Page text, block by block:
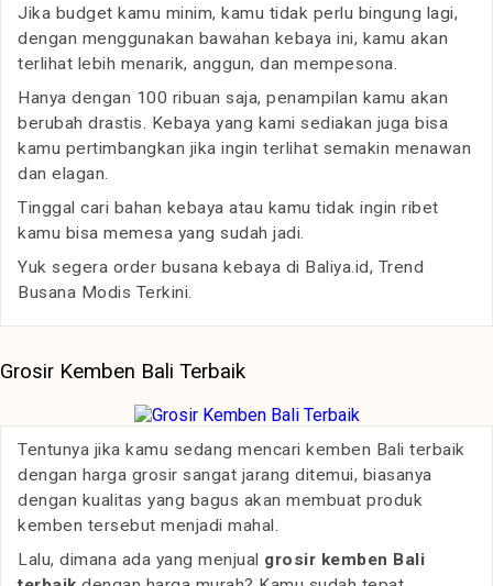
Jika budget kamu minim, kamu tidak perlu bingung lagi,
dengan menggunakan bawahan kebaya ini, kamu akan
terlihat lebih menarik, anggun, dan mempesona.
Hanya dengan 100 ribuan saja, penampilan kamu akan
berubah drastis. Kebaya yang kami sediakan juga bisa
kamu pertimbangkan jika ingin terlihat semakin menawan
dan elagan.
Tinggal cari bahan kebaya atau kamu tidak ingin ribet
kamu bisa memesa yang sudah jadi.
Yuk segera order busana kebaya di Baliya.id, Trend
Busana Modis Terkini.
Grosir Kemben Bali Terbaik
Tentunya jika kamu sedang mencari kemben Bali terbaik
dengan harga grosir sangat jarang ditemui, biasanya
dengan kualitas yang bagus akan membuat produk
kemben tersebut menjadi mahal.
Lalu, dimana ada yang menjual grosir kemben Bali